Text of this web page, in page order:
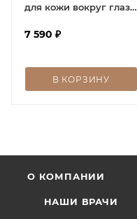
для кожи вокруг глаз
7 590 ₽
В КОРЗИНУ
О КОМПАНИИ
НАШИ ВРАЧИ